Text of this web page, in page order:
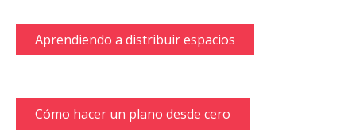
Aprendiendo a distribuir espacios
Cómo hacer un plano desde cero